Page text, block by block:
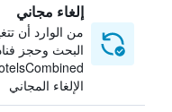
إلغاء مجاني
من الوارد أن
البحث وحجز
الإلغاء المجاني